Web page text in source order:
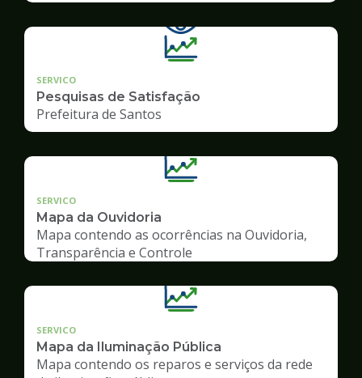
SERVICO
Pesquisas de Satisfação
Prefeitura de Santos
SERVICO
Mapa da Ouvidoria
Mapa contendo as ocorrências na Ouvidoria,
Transparência e Controle
SERVICO
Mapa da Iluminação Pública
Mapa contendo os reparos e serviços da rede